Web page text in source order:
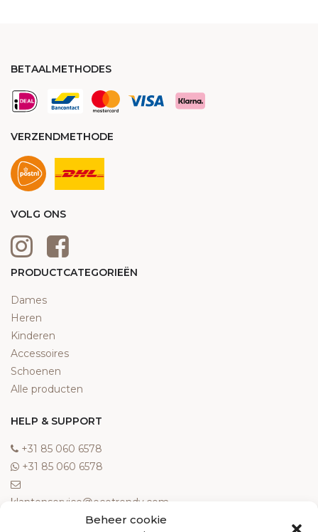
Beheer cookie
BETAALMETHODES
VERZENDMETHODE
VOLG ONS
PRODUCTCATEGORIEËN
Dames
Heren
Kinderen
Accessoires
Schoenen
Alle producten
HELP & SUPPORT
‎+31 85 060 6578
‎+31 85 060 6578
klantenservice@ecotrendy.com